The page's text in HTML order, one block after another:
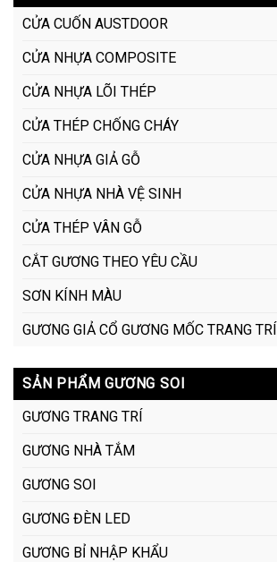
CỬA CUỐN AUSTDOOR
CỬA NHỰA COMPOSITE
CỬA NHỰA LÕI THÉP
CỬA THÉP CHỐNG CHÁY
CỬA NHỰA GIẢ GỖ
CỬA NHỰA NHÀ VỆ SINH
CỬA THÉP VÂN GỖ
CẮT GƯƠNG THEO YÊU CẦU
SƠN KÍNH MÀU
GƯƠNG GIẢ CỔ GƯƠNG MỐC TRANG TRÍ
SẢN PHẨM GƯƠNG SOI
GƯƠNG TRANG TRÍ
GƯƠNG NHÀ TẮM
GƯƠNG SOI
GƯƠNG ĐÈN LED
GƯƠNG BỈ NHẬP KHẨU